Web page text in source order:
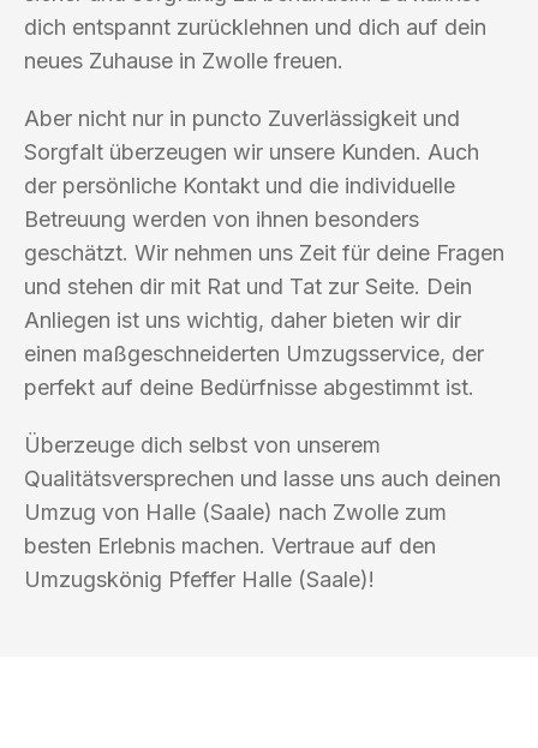
dich entspannt zurücklehnen und dich auf dein
neues Zuhause in Zwolle freuen.
Aber nicht nur in puncto Zuverlässigkeit und
Sorgfalt überzeugen wir unsere Kunden. Auch
der persönliche Kontakt und die individuelle
Betreuung werden von ihnen besonders
geschätzt. Wir nehmen uns Zeit für deine Fragen
und stehen dir mit Rat und Tat zur Seite. Dein
Anliegen ist uns wichtig, daher bieten wir dir
einen maßgeschneiderten Umzugsservice, der
perfekt auf deine Bedürfnisse abgestimmt ist.
Überzeuge dich selbst von unserem
Qualitätsversprechen und lasse uns auch deinen
Umzug von Halle (Saale) nach Zwolle zum
besten Erlebnis machen. Vertraue auf den
Umzugskönig Pfeffer Halle (Saale)!